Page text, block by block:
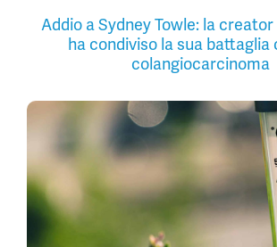
Addio a Sydney Towle: la
ha condiviso la sua battaglia
colangiocarcinoma